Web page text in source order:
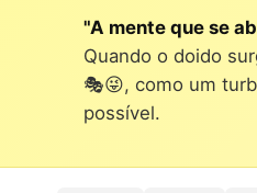
"A mente que se
Quando o doido
🎭😜, como um
possível.